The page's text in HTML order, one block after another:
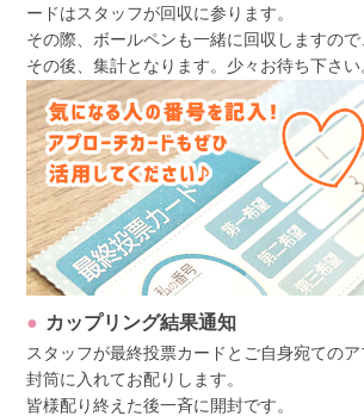
ードはスタッフが回収に参ります。
その際、ボールペンも一緒に回収しますので
その後、集計となります。少々お待ち下さい
カップリング結果通知
スタッフが最終投票カードとご自身宛ての
封筒に入れてお配りします。
皆様配り終えた後一斉に開封です。